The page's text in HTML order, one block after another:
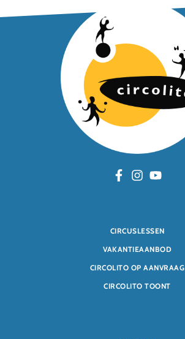
CIRCUSLESSEN
VAKANTIEAANBOD
CIRCOLITO OP AANVRAAG
CIRCOLITO TOONT